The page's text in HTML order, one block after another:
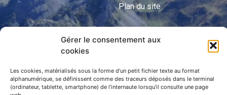
Gérer le consentement aux
cookies
Les cookies, matérialisés sous la forme d’un petit fichier texte au format
alphanumérique, se définissent comme des traceurs déposés dans le terminal
(ordinateur, tablette, smartphone) de l’internaute lorsqu’il consulte une page
Plan du site
Parc national des Pyrénées